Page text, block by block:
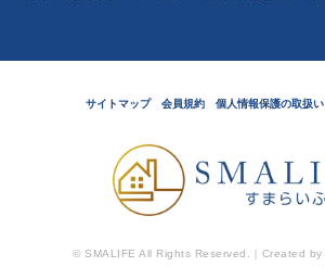
サイトマップ 会員規約 個人情報保護の取扱い
© SMALIFE All Rights Reserved.｜Created by